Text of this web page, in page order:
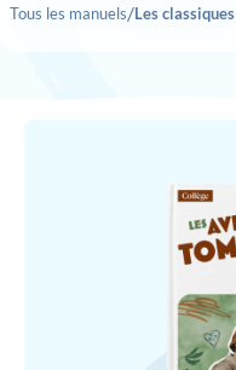
Tous les manuels/Les classiques